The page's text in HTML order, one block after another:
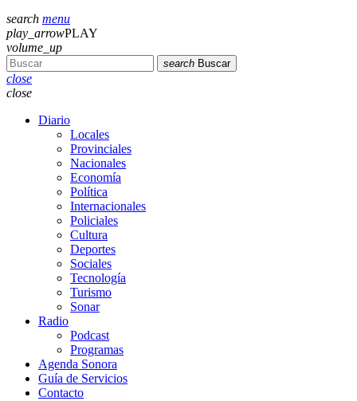
search menu
play_arrowPLAY
volume_up
search Buscar
close
close
Diario
Locales
Provinciales
Nacionales
Economía
Política
Internacionales
Policiales
Cultura
Deportes
Sociales
Tecnología
Turismo
Sonar
Radio
Podcast
Programas
Agenda Sonora
Guía de Servicios
Contacto